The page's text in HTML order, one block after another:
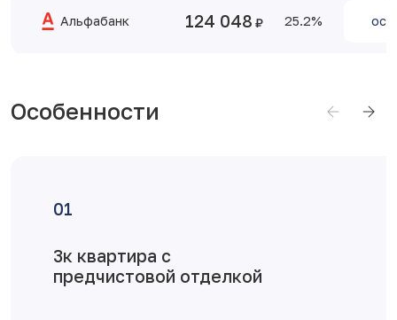
Альфабанк 124 048 25.2
Особенности
Достоинства планировки